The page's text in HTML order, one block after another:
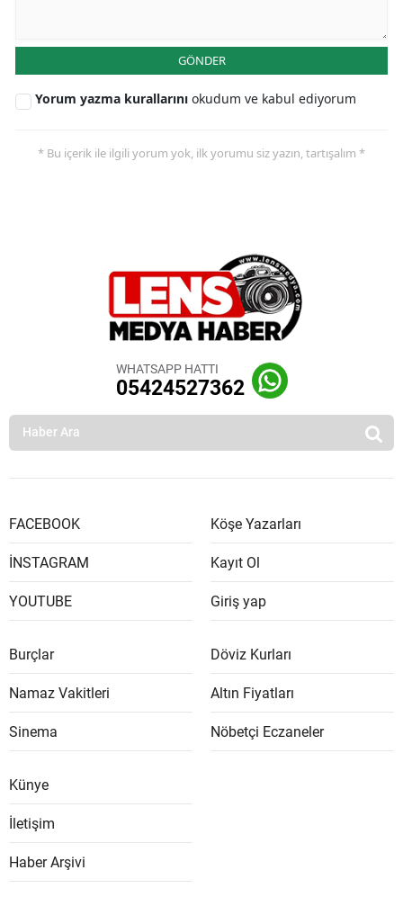
GÖNDER
Yorum yazma kurallarını okudum ve kabul ediyorum
* Bu içerik ile ilgili yorum yok, ilk yorumu siz yazın, tartışalım *
WHATSAPP HATTI
05424527362
FACEBOOK
İNSTAGRAM
YOUTUBE
Köşe Yazarları
Kayıt Ol
Giriş yap
Burçlar
Namaz Vakitleri
Sinema
Döviz Kurları
Altın Fiyatları
Nöbetçi Eczaneler
Künye
İletişim
Haber Arşivi